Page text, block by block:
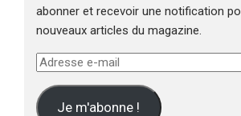
abonner et recevoir une notification
nouveaux articles du magazine.
Adresse
mail Je m'abonne !